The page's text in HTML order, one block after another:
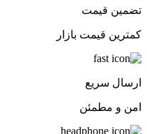
تضمین قیمت
کمترین قیمت بازار
ارسال سریع
امن و مطمئن